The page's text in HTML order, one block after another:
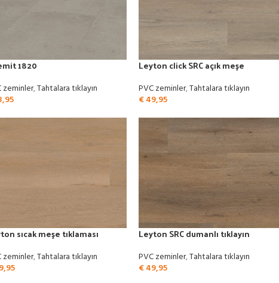
1820
zeminler,Tahtalara tıklayın
Leyton click SRC açık meşe
PVC zeminler,Tahtalara tıklayın
€49,95
sıcak meşe tıklaması
zeminler,Tahtalara tıklayın
Leyton SRC dumanlı tıklayın
PVC zeminler,Tahtalara tıklayın
€49,95